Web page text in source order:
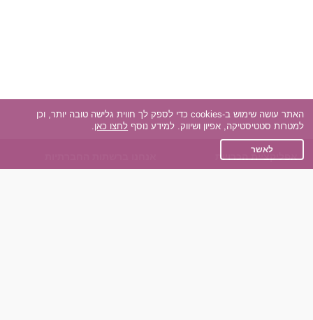
אפליקציית הכרויות
האתר עושה שימוש ב-cookies כדי לספק לך חווית גלישה טובה יותר, וכן
למטרות סטטיסטיקה, אפיון ושיווק. למידע נוסף לחצו כאן.
לאשר